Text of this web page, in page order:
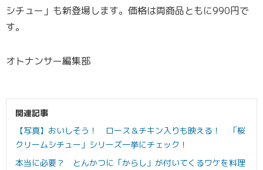
シチュー」も新登場します。価格は両商品ともに990円で
す。
オトナンサー編集部
関連記事
【写真】おいしそう！ ロース＆チキン入りも映える！ 「桜
クリームシチュー」シリーズ一挙にチェック！
本当に必要？ とんかつに「からし」が付いてくるワケを料理